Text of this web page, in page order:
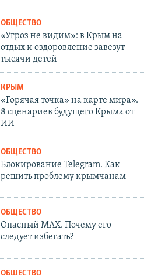
ОБЩЕСТВО
«Угроз не видим»: в Крым на
отдых и оздоровление завезут
тысячи детей
КРЫМ
«Горячая точка» на карте мира».
8 сценариев будущего Крыма от
ИИ
ОБЩЕСТВО
Блокирование Telegram. Как
решить проблему крымчанам
ОБЩЕСТВО
Опасный MAX. Почему его
следует избегать?